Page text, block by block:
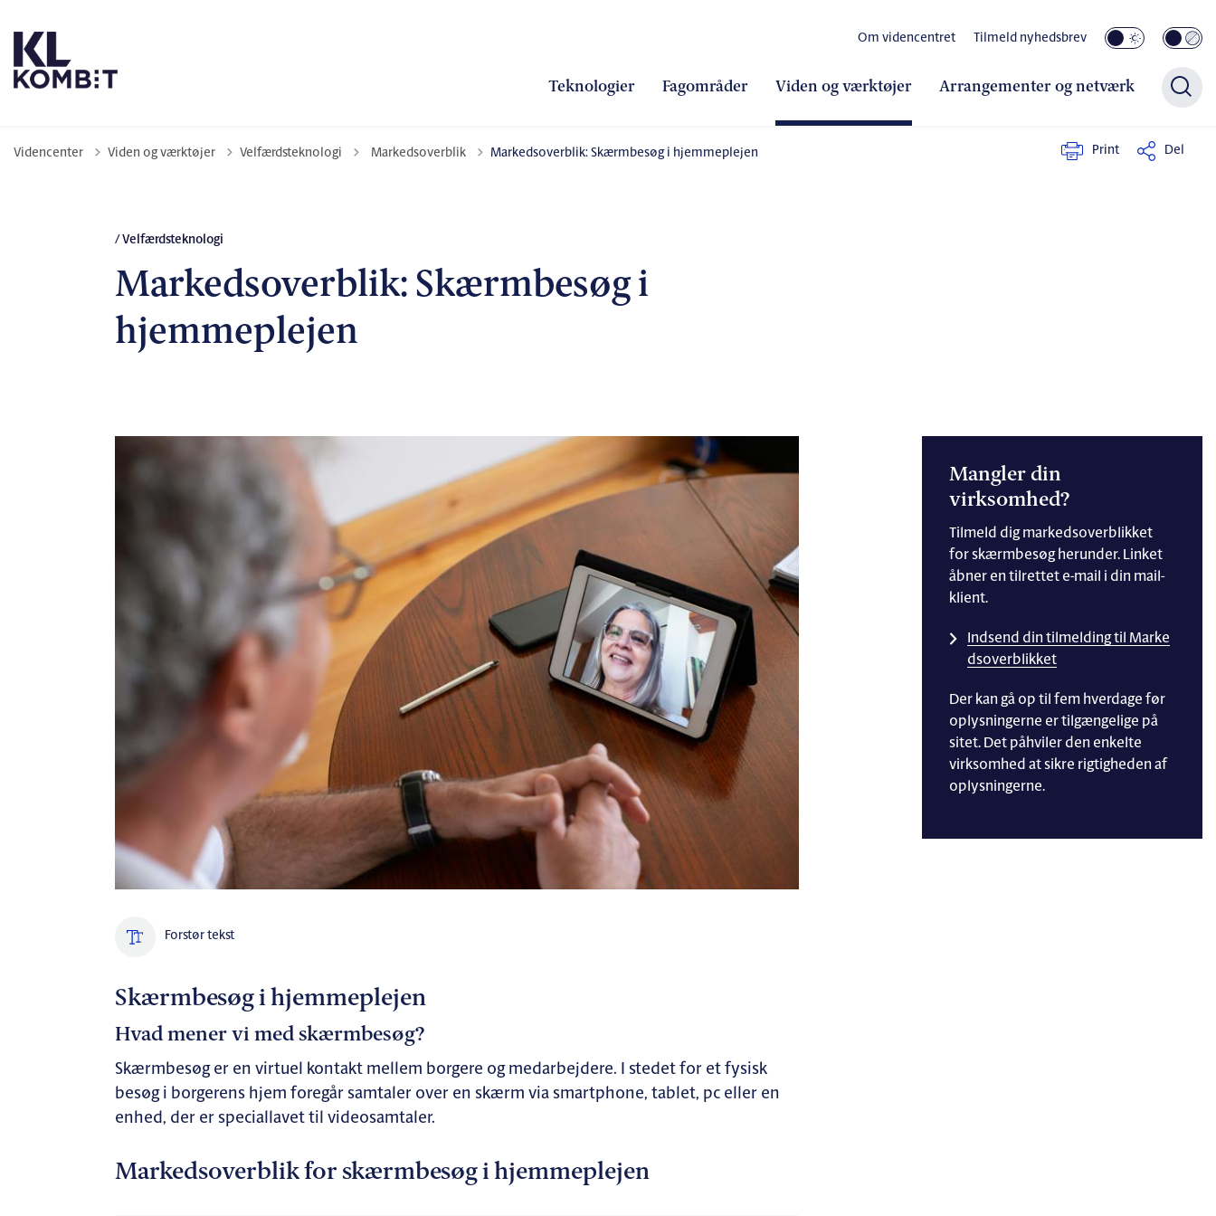
Om videncentret Tilmeld nyhedsbrev
Teknologier Fagområder Viden og værktøjer Arrangementer og netværk
Videncenter Viden og værktøjer Velfærdsteknologi Tilbage til
Markedsoverblik Markedsoverblik: Skærmbesøg i hjemmeplejen Print Del
/ Velfærdsteknologi
Markedsoverblik: Skærmbesøg i
hjemmeplejen
Forstør tekst
Skærmbesøg i hjemmeplejen
Hvad mener vi med skærmbesøg?
Skærmbesøg er en virtuel kontakt mellem borgere og medarbejdere. I stedet for et fysisk
besøg i borgerens hjem foregår samtaler over en skærm via smartphone, tablet, pc eller en
enhed, der er speciallavet til videosamtaler.
Markedsoverblik for skærmbesøg i hjemmeplejen
Mangler din
virksomhed?
Tilmeld dig markedsoverblikket
for skærmbesøg herunder. Linket
åbner en tilrettet e-mail i din mail-
klient.
Indsend din tilmelding til Marke
dsoverblikket
Der kan gå op til fem hverdage før
oplysningerne er tilgængelige på
sitet. Det påhviler den enkelte
virksomhed at sikre rigtigheden af
oplysningerne.